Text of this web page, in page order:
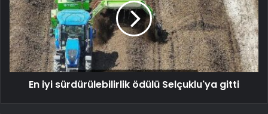
En iyi sürdürülebilirlik ödülü Selçuklu'ya gitti